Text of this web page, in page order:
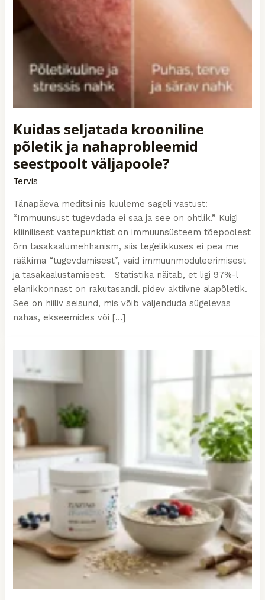
Kuidas seljatada krooniline
põletik ja nahaprobleemid
seestpoolt väljapoole?
Tervis
Tänapäeva meditsiinis kuuleme sageli vastust:
“Immuunsust tugevdada ei saa ja see on ohtlik.” Kuigi
kliinilisest vaatepunktist on immuunsüsteem tõepoolest
õrn tasakaalumehhanism, siis tegelikkuses ei pea me
rääkima “tugevdamisest”, vaid immuunmoduleerimisest
ja tasakaalustamisest. Statistika näitab, et ligi 97%-l
elanikkonnast on rakutasandil pidev aktiivne alapõletik.
See on hiiliv seisund, mis võib väljenduda sügelevas
nahas, ekseemides või […]